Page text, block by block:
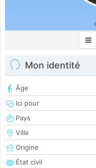
Mon identité
Âge
Ici pour
Pays
Ville
Origine
État civil